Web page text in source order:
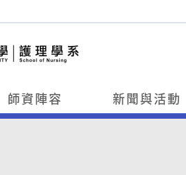
師資陣容 新聞與活動